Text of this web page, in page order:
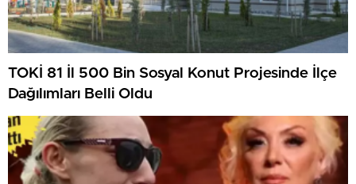
TOKİ 81 İl 500 Bin Sosyal Konut Projesinde İlçe
Dağılımları Belli Oldu